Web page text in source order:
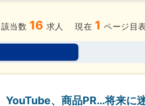
年間休日120日以上 残業
書類選考なし
該当数 16 求人 現在 1 ページ目
YouTube、商品PR…将来に